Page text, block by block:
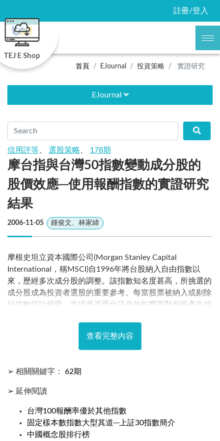
註冊/登入
TEJ E Shop
首頁
EJournal 投資策略 實證研究
EJournal
信用評等 選股策略 178期
摩台指與台灣50指數變動成分股的
股價效應─使用報酬指數的實證研究
結果
2006-11-05 鍾俊文、林家緯
摩根史坦立資本國際公司(Morgan Stanley Capital
International，稱MSCI)自1996年將台股納入自由指數以
來，歷經多次成分股的調整。該指數知名度甚高，所挑選的
成分股成為投資者選股的重要參考。每當股票被納入或剔除
於指數採計範圍，市場是否受此訊息的影響而對個股產生超
權股價指數，做為迴歸式之解釋變數。
查看完整內容
➢ 相關關鍵字： 62期
➢ 延伸閱讀
台灣100報酬率優於其他指數
固定樣本數指數大型其道─上証30指數簡介
中國概念股排行榜